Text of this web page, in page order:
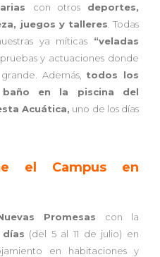
con otros deportes,
juegos y talleres . Todas
ya míticas “veladas
y actuaciones donde
Además, todos los
en la piscina del
Acuática, uno de los días
el Campus en
Promesas con la
(del 5 al 11 de julio) en
en habitaciones y